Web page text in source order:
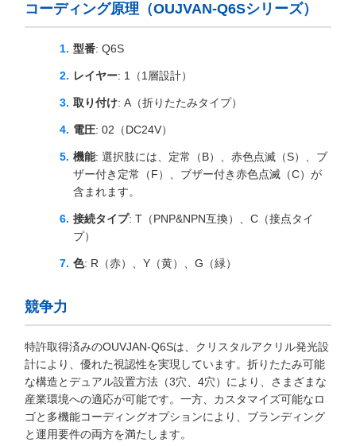
コーディング原理（OUJVAN-Q6Sシリーズ）
型番: Q6S
レイヤー: 1（1層設計）
取り付け: A（折りたたみタイプ）
電圧: 02（DC24V）
機能: 選択肢には、定常（B）、赤色点滅（S）、ブ
ザー付き定常（F）、ブザー付き赤色点滅（C）が
含まれます。
接続タイプ: T（PNP&NPN互換）、C（接点タイ
プ）
色: R（赤）、Y（黄）、G（緑）
競争力
特許取得済みのOUVJAN-Q6Sは、クリスタルアクリル発光設
計により、優れた視認性を実現しています。折りたたみ可能
な構造とデュアル設置方法（3穴、4穴）により、さまざまな
産業環境への適応が可能です。一方、カスタマイズ可能なロ
ゴと多機能コーディングオプションにより、ブランディング
と運用要件の両方を満たします。